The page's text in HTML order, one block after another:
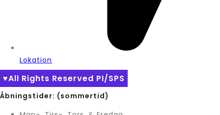
Lokation
♥All Rights Reserved PI/SPS
Åbningstider: (sommertid)